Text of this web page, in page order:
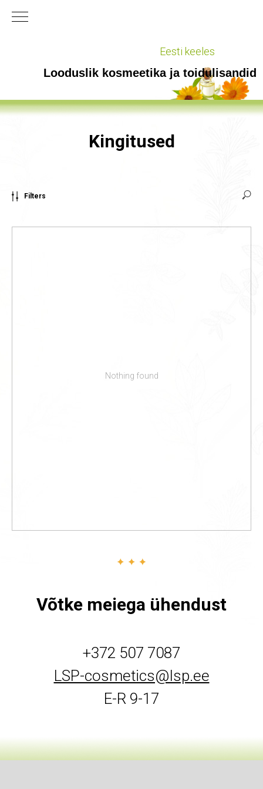
Eesti keeles
Looduslik kosmeetika ja toidulisandid
Kingitused
Filters
Nothing found
Võtke meiega ühendust
+372 507 7087
LSP-cosmetics@lsp.ee
E-R 9-17